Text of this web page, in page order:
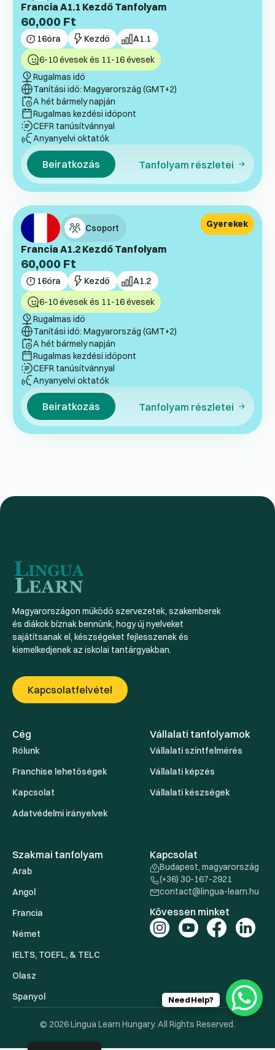
Francia A1.1 Kezdő Tanfolyam
60,000 Ft
16óra Kezdő A1.1
6-10 évesek és 11-16 évesek
Rugalmas idő
Tanítási idő: Magyarország (GMT+2)
A hét bármely napján
Rugalmas kezdési időpont
CEFR tanúsítvánnyal
Anyanyelvi oktatók
Beiratkozás Tanfolyam részletei
Csoport
Francia A1.2 Kezdő Tanfolyam
60,000 Ft
16óra Kezdő A1.2
Gyerekek
6-10 évesek és 11-16 évesek
Rugalmas idő
Tanítási idő: Magyarország (GMT+2)
A hét bármely napján
Rugalmas kezdési időpont
CEFR tanúsítvánnyal
Anyanyelvi oktatók
Beiratkozás Tanfolyam részletei
Magyarországon működő szervezetek, szakemberek
és diákok bíznak bennünk, hogy új nyelveket
sajátítsanak el, készségeket fejlesszenek és
kiemelkedjenek az iskolai tantárgyakban.
Kapcsolatfelvétel
Cég
Rólunk
Franchise lehetőségek
Kapcsolat
Adatvédelmi irányelvek
Vállalati tanfolyamok
Vállalati szintfelmérés
Vállalati képzés
Vállalati készségek
Szakmai tanfolyam
Arab
Angol
Francia
Német
IELTS, TOEFL, & TELC
Olasz
Spanyol
Kapcsolat
Budapest, magyarország
(+36) 30-167-2921
contact@lingua-learn.hu
Kövessen minket
© 2026 Lingua Learn Hungary. All Rights Reserved.
Need Help?